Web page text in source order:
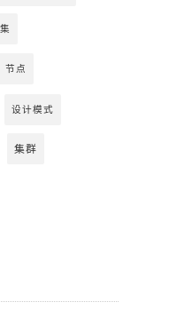
节点
设计模式
集群